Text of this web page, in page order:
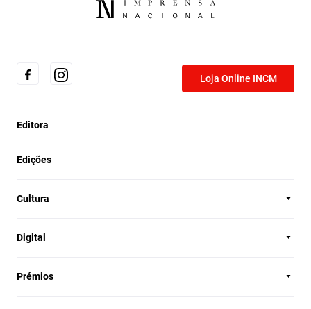
Loja Online INCM
Editora
Edições
Cultura
Digital
Prémios